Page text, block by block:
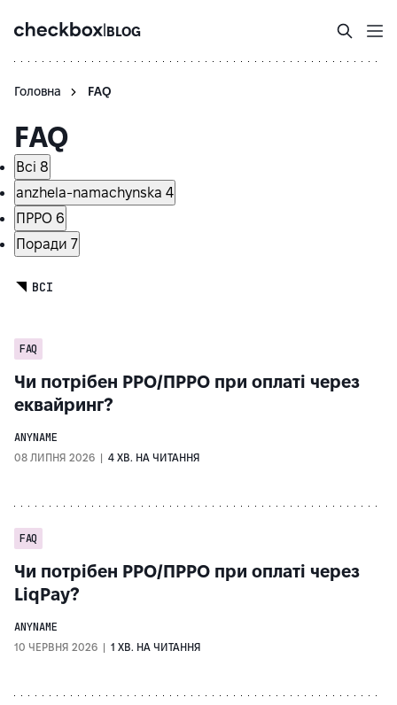
|BLOG
Головна FAQ
FAQ
Всі 8
anzhela-namachynska 4
ПРРО 6
Поради 7
ВСІ
FAQ
Чи потрібен РРО/ПРРО при оплаті через
еквайринг?
ANYNAME
08 ЛИПНЯ 2026 | 4 ХВ. НА ЧИТАННЯ
FAQ
Чи потрібен РРО/ПРРО при оплаті через
LiqPay?
ANYNAME
10 ЧЕРВНЯ 2026 | 1 ХВ. НА ЧИТАННЯ